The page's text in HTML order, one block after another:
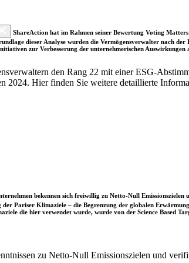
ShareAction hat im Rahmen seiner Bewertung Voting
dieser Analyse wurden die Vermögensverwalter nach
zur Verbesserung der unternehmerischen
den Rang 22 mit einer ESG-
2024. Hier finden Sie weitere detaillierte
bekennen sich freiwillig zu Netto-Null Emissionszielen
Pariser Klimaziele – die Begrenzung der globalen
die hier verwendet wurde, wurde von der Science Based
zu Netto-Null Emissionszielen und